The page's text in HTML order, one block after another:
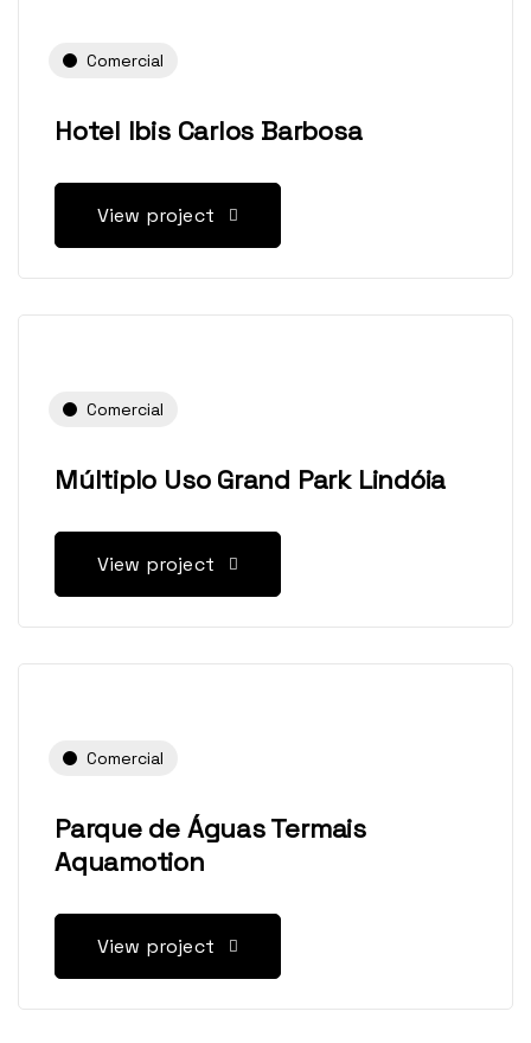
Comercial
Hotel Ibis Carlos Barbosa
View project
Comercial
Múltiplo Uso Grand Park Lindóia
View project
Comercial
Parque de Águas Termais
Aquamotion
View project